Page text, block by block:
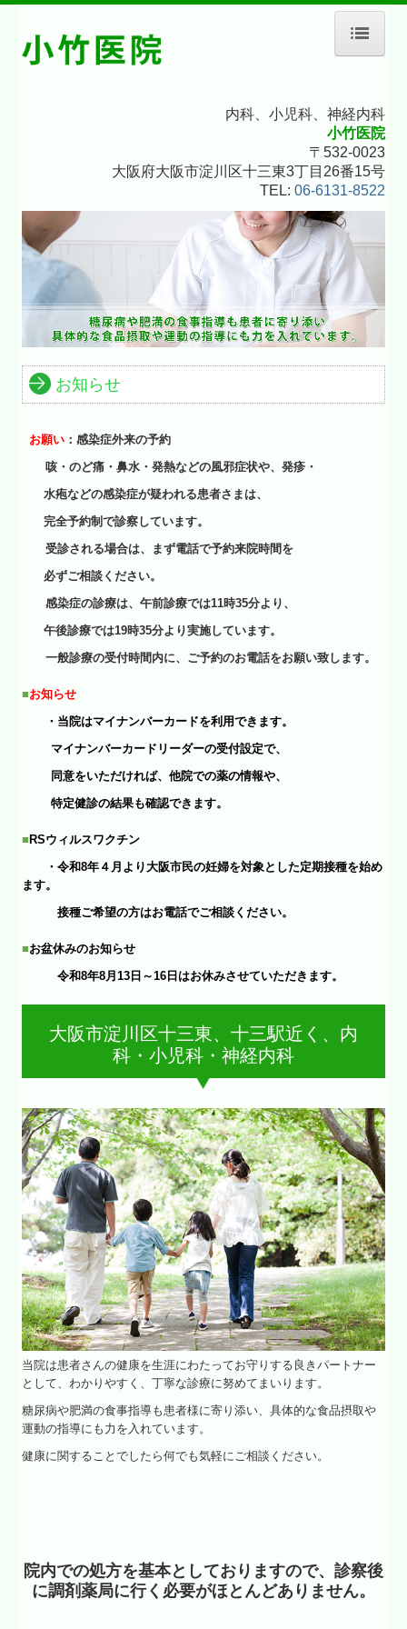
予防接種のご案内
施設・設備のご案内
交通案内
内科、小児科、神経内科
小竹医院
〒532-0023
大阪府大阪市淀川区十三東3丁目26番15号
TEL: 06-6131-8522
お知らせ
お願い ：感染症外来の予約
咳・のど痛・鼻水・発熱などの風邪症状や、発疹・
水疱などの感染症が疑われる患者さまは、
完全予約制で診察しています。
受診される場合は、まず電話で予約来院時間を
必ずご相談ください。
感染症の診療は、午前診療では11時35分より、
午後診療では19時35分より実施しています。
一般診療の受付時間内に、ご予約のお電話をお願い致します。
■お知らせ
・当院はマイナンバーカードを利用できます。
マイナンバーカードリーダーの受付設定で、
同意をいただければ、他院での薬の情報や、
特定健診の結果も確認できます。
■ RSウィルスワクチン
・令和8年４月より大阪市民の妊婦を対象とした定期接種を始め
ます。
接種ご希望の方はお電話でご相談ください。
■お盆休みのお知らせ
令和8年8月13日～16日はお休みさせていただきます。
大阪市淀川区十三東、十三駅近く、内
科・小児科・神経内科
当院は患者さんの健康を生涯にわたってお守りする良きパートナー
として、わかりやすく、丁寧な診療に努めてまいります。
糖尿病や肥満の食事指導も患者様に寄り添い、具体的な食品摂取や
運動の指導にも力を入れています。
健康に関することでしたら何でも気軽にご相談ください。
院内での処方を基本としておりますので、診察後
に調剤薬局に行く必要がほとんどありません。